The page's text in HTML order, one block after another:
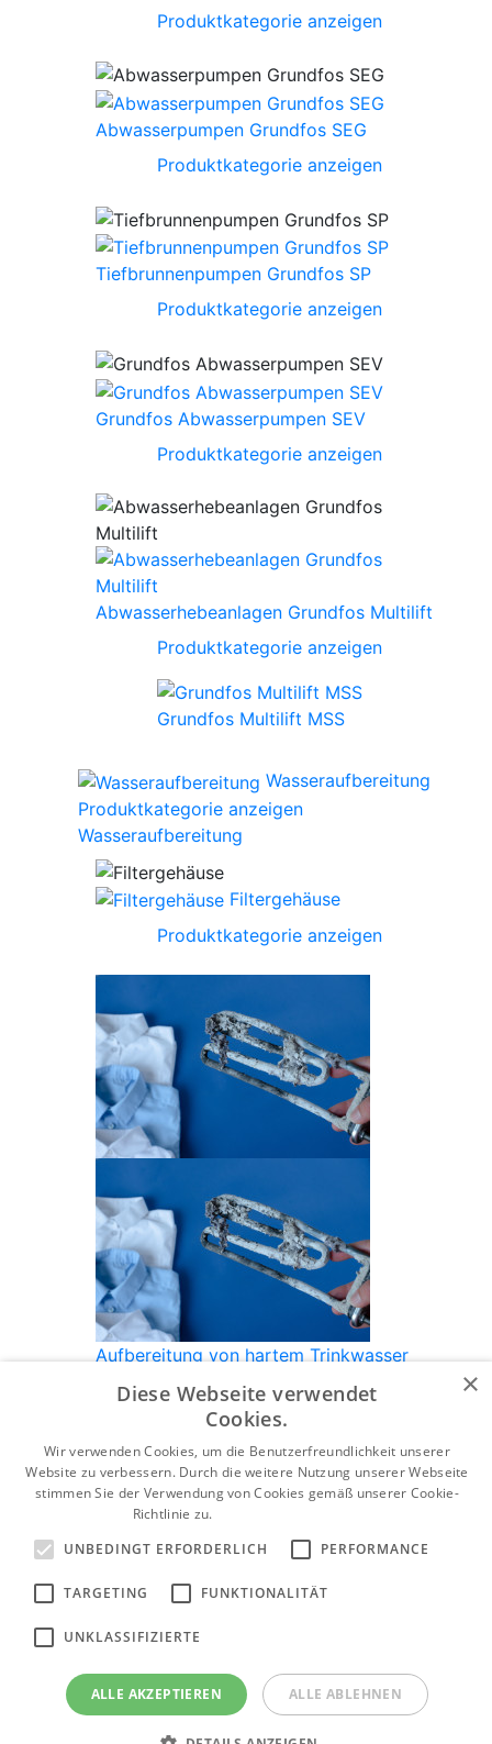
Produktkategorie anzeigen
Abwasserpumpen Grundfos SEG
Produktkategorie anzeigen
Tiefbrunnenpumpen Grundfos SP
Produktkategorie anzeigen
Grundfos Abwasserpumpen SEV
Produktkategorie anzeigen
Abwasserhebeanlagen Grundfos Multilift
Produktkategorie anzeigen
Grundfos Multilift MSS
Wasseraufbereitung
Produktkategorie anzeigen
Wasseraufbereitung
Filtergehäuse
Produktkategorie anzeigen
Aufbereitung von hartem Trinkwasser
Produktkategorie anzeigen
Wasserenthärtungsanlagen
Produktkategorie anzeigen
UV Lampen und Wasserdesinfektion
Produktkategorie anzeigen
×
Diese Webseite verwendet
Cookies.
Wir verwenden Cookies, um die Benutzerfreundlichkeit unserer
Website zu verbessern. Durch die weitere Nutzung unserer Webseite
stimmen Sie der Verwendung von Cookies gemäß unserer Cookie-
Richtlinie zu.
UNBEDINGT ERFORDERLICH
PERFORMANCE
TARGETING FUNKTIONALITÄT
UNKLASSIFIZIERTE
ALLE AKZEPTIEREN ALLE ABLEHNEN